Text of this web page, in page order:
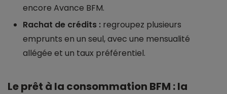
encore Avance BFM.
Rachat de crédits : regroupez plusieurs
emprunts en un seul, avec une mensualité
allégée et un taux préférentiel.
Le prêt à la consommation BFM : la